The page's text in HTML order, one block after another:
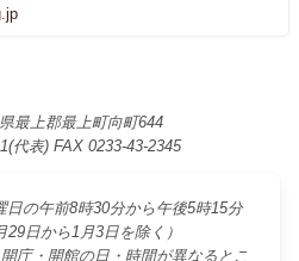
最上郡最上町向町644
代表) FAX 0233-43-2345
日の午前8時30分から午後5時15分
29日から1月3日を除く）
庁・開館の日・時間が異なるとこ